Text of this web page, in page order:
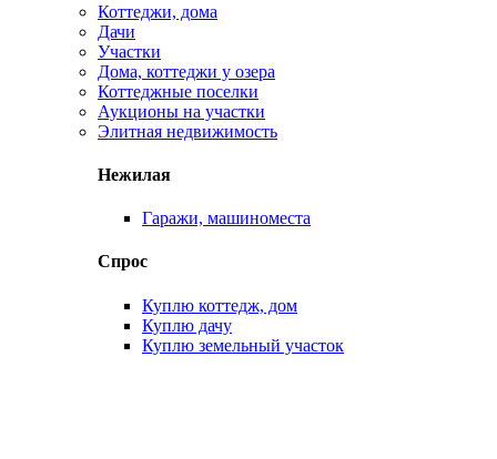
Коттеджи, дома
Дачи
Участки
Дома, коттеджи у озера
Коттеджные поселки
Аукционы на участки
Элитная недвижимость
Нежилая
Гаражи, машиноместа
Спрос
Куплю коттедж, дом
Куплю дачу
Куплю земельный участок